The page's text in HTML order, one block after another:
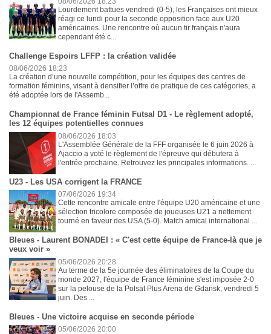
Lourdement battues vendredi (0-5), les Françaises ont mieux
réagi ce lundi pour la seconde opposition face aux U20
américaines. Une rencontre où aucun tir français n'aura
cependant été c...
Challenge Espoirs LFFP : la création validée
08/06/2026 18:23
La création d’une nouvelle compétition, pour les équipes des centres de
formation féminins, visant à densifier l’offre de pratique de ces catégories, a
été adoptée lors de l'Assemb...
Championnat de France féminin Futsal D1 - Le règlement adopté,
les 12 équipes potentielles connues
08/06/2026 18:03
L'Assemblée Générale de la FFF organisée le 6 juin 2026 à
Ajaccio a voté le règlement de l'épreuve qui débutera à
l'entrée prochaine. Retrouvez les principales informations. ...
U23 - Les USA corrigent la FRANCE
07/06/2026 19:34
Cette rencontre amicale entre l'équipe U20 américaine et une
sélection tricolore composée de joueuses U21 a nettement
tourné en faveur des USA (5-0). Match amical international ...
Bleues - Laurent BONADEI : « C'est cette équipe de France-là que je
veux voir »
05/06/2026 20:28
Au terme de la 5e journée des éliminatoires de la Coupe du
monde 2027, l'équipe de France féminine s'est imposée 2-0
sur la pelouse de la Polsat Plus Arena de Gdansk, vendredi 5
juin. Des ...
Bleues - Une victoire acquise en seconde période
05/06/2026 20:00